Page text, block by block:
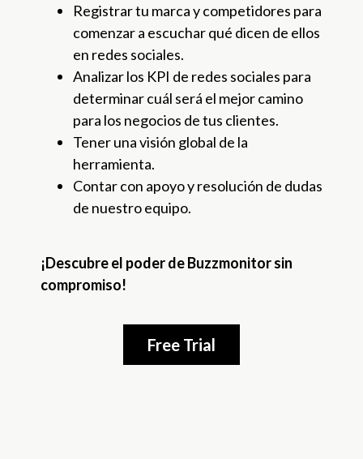
Registrar tu marca y competidores para
comenzar a escuchar qué dicen de ellos
en redes sociales.
Analizar los KPI de redes sociales para
determinar cuál será el mejor camino
para los negocios de tus clientes.
Tener una visión global de la
herramienta.
Contar con apoyo y resolución de dudas
de nuestro equipo.
¡Descubre el poder de Buzzmonitor sin
compromiso!
Free Trial